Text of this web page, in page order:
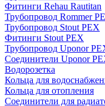
Фитинги Rehau Rautitan
Трубопровод Rommer
Трубопровод Stout PEX
Фитинги Stout PEX
Трубопровод Uponor
Соединители Uponor
Водорозетка
Кольца для
Кольца для отопления
Соединители для